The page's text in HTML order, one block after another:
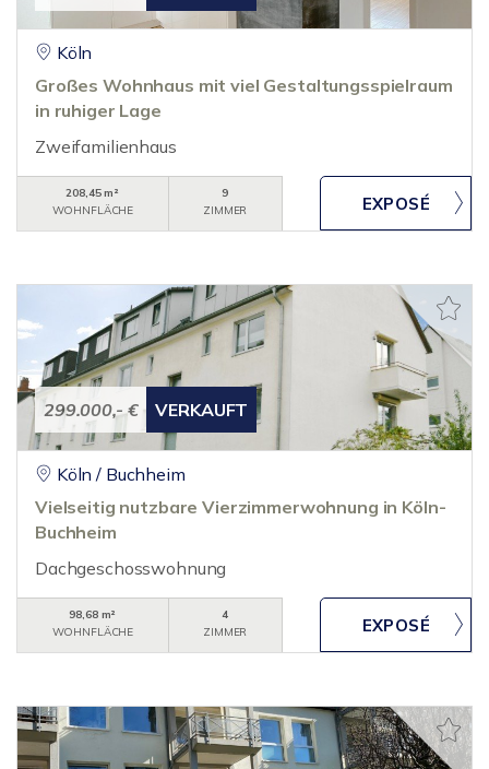
Köln
Großes Wohnhaus mit viel Gestaltungsspielraum
in ruhiger Lage
Zweifamilienhaus
208,45 m²
WOHNFLÄCHE
9
ZIMMER
299.000,- € VERKAUFT
Köln / Buchheim
Vielseitig nutzbare Vierzimmerwohnung in Köln-
Buchheim
Dachgeschosswohnung
98,68 m²
WOHNFLÄCHE
4
ZIMMER